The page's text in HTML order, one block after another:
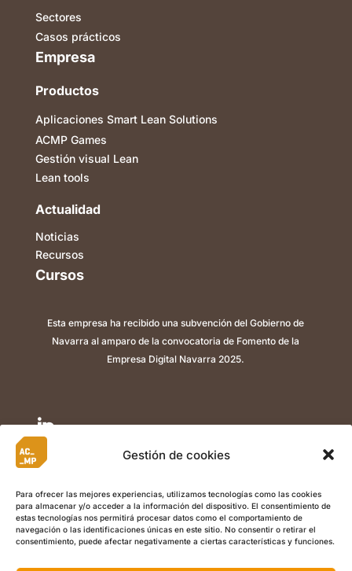
Gestión de cookies
Para ofrecer las mejores experiencias, utilizamos tecnologías como las cookies
para almacenar y/o acceder a la información del dispositivo. El consentimiento de
estas tecnologías nos permitirá procesar datos como el comportamiento de
navegación o las identificaciones únicas en este sitio. No consentir o retirar el
consentimiento, puede afectar negativamente a ciertas características y funciones.
Sectores
Casos prácticos
Empresa
Productos
Aplicaciones Smart Lean Solutions
ACMP Games
Gestión visual Lean
Lean tools
Actualidad
Noticias
Recursos
Cursos
Esta empresa ha recibido una subvención del Gobierno de
Navarra al amparo de la convocatoria de Fomento de la
Empresa Digital Navarra 2025.


